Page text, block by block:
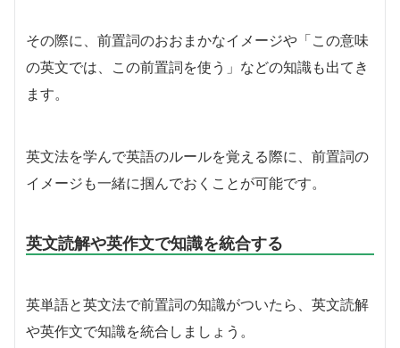
その際に、前置詞のおおまかなイメージや「この意味
の英文では、この前置詞を使う」などの知識も出てき
ます。
英文法を学んで英語のルールを覚える際に、前置詞の
イメージも一緒に掴んでおくことが可能です。
英文読解や英作文で知識を統合する
英単語と英文法で前置詞の知識がついたら、英文読解
や英作文で知識を統合しましょう。